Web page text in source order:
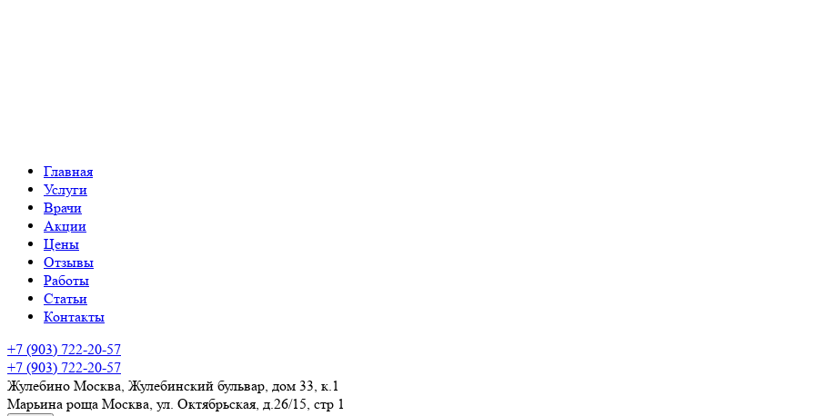
Главная
Услуги
Врачи
Акции
Цены
Отзывы
Работы
Статьи
Контакты
+7 (903) 722-20-57
+7 (903) 722-20-57
Жулебино Москва, Жулебинский бульвар, дом 33, к.1
Марьина роща Москва, ул. Октябрьская, д.26/15, стр 1